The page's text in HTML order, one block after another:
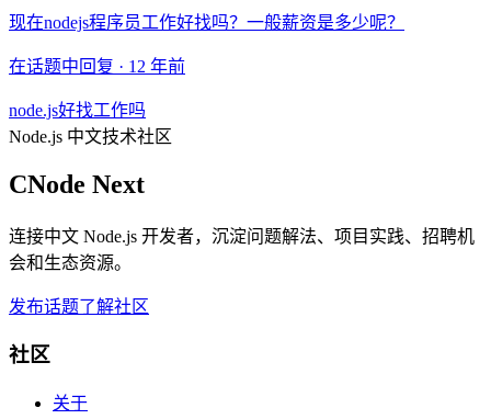
现在nodejs程序员工作好找吗？一般薪资是多少呢？
在话题中回复 · 12 年前
node.js好找工作吗
Node.js 中文技术社区
CNode Next
连接中文 Node.js 开发者，沉淀问题解法、项目实践、招聘机
会和生态资源。
发布话题了解社区
社区
关于